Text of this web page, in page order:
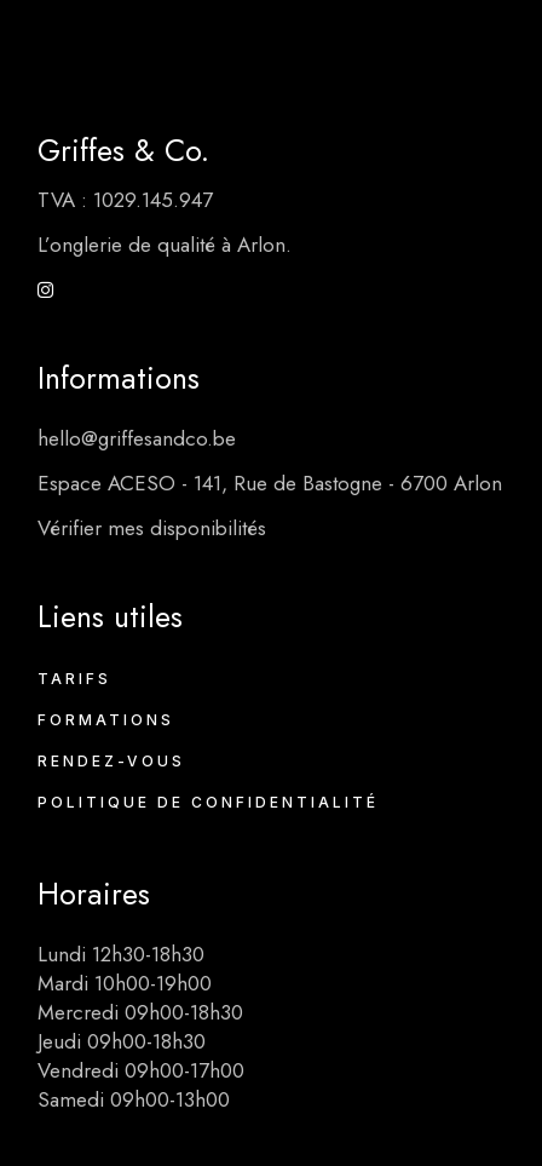
Griffes & Co.
TVA : 1029.145.947
L’onglerie de qualité à Arlon.
Informations
hello@griffesandco.be
Espace ACESO - 141, Rue de Bastogne - 6700 Arlon
Vérifier mes disponibilités
Liens utiles
TARIFS
FORMATIONS
RENDEZ-VOUS
POLITIQUE DE CONFIDENTIALITÉ
Horaires
Lundi 12h30-18h30
Mardi 10h00-19h00
Mercredi 09h00-18h30
Jeudi 09h00-18h30
Vendredi 09h00-17h00
Samedi 09h00-13h00